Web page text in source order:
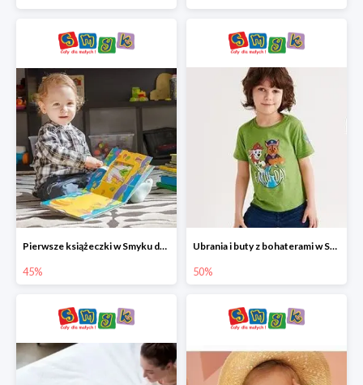
Pierwsze książeczki w Smyku do -45%
45%
Ubrania i buty z bohaterami w Smyku do -50%
50%